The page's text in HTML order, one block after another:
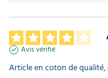
Avis vérifié
Article en coton de qualité,